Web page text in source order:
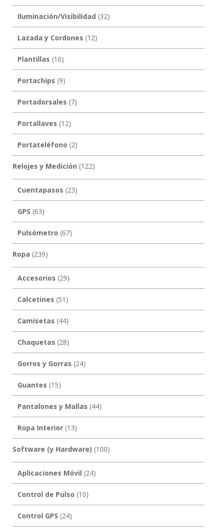
Iluminación/Visibilidad (32)
Lazada y Cordones (12)
Plantillas (10)
Portachips (9)
Portadorsales (7)
Portallaves (12)
Portateléfono (2)
Relojes y Medición (122)
Cuentapasos (23)
GPS (63)
Pulsómetro (67)
Ropa (239)
Accesorios (29)
Calcetines (51)
Camisetas (44)
Chaquetas (28)
Gorros y Gorras (24)
Guantes (15)
Pantalones y Mallas (44)
Ropa Interior(13)
Software (y Hardware) (100)
Aplicaciones Móvil (24)
Control de Pulso (10)
Control GPS (24)